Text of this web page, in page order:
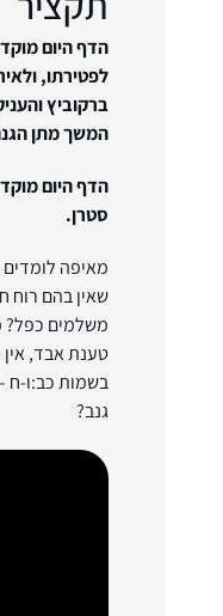
הדף היום
לפטירתו,
המשך מתן
הדף היום
סטרן.
מאיפה
שאין בהם רוח
משלמים כפל?
טענת אבד, אין
בשמות כב:ו-ח
גנב?